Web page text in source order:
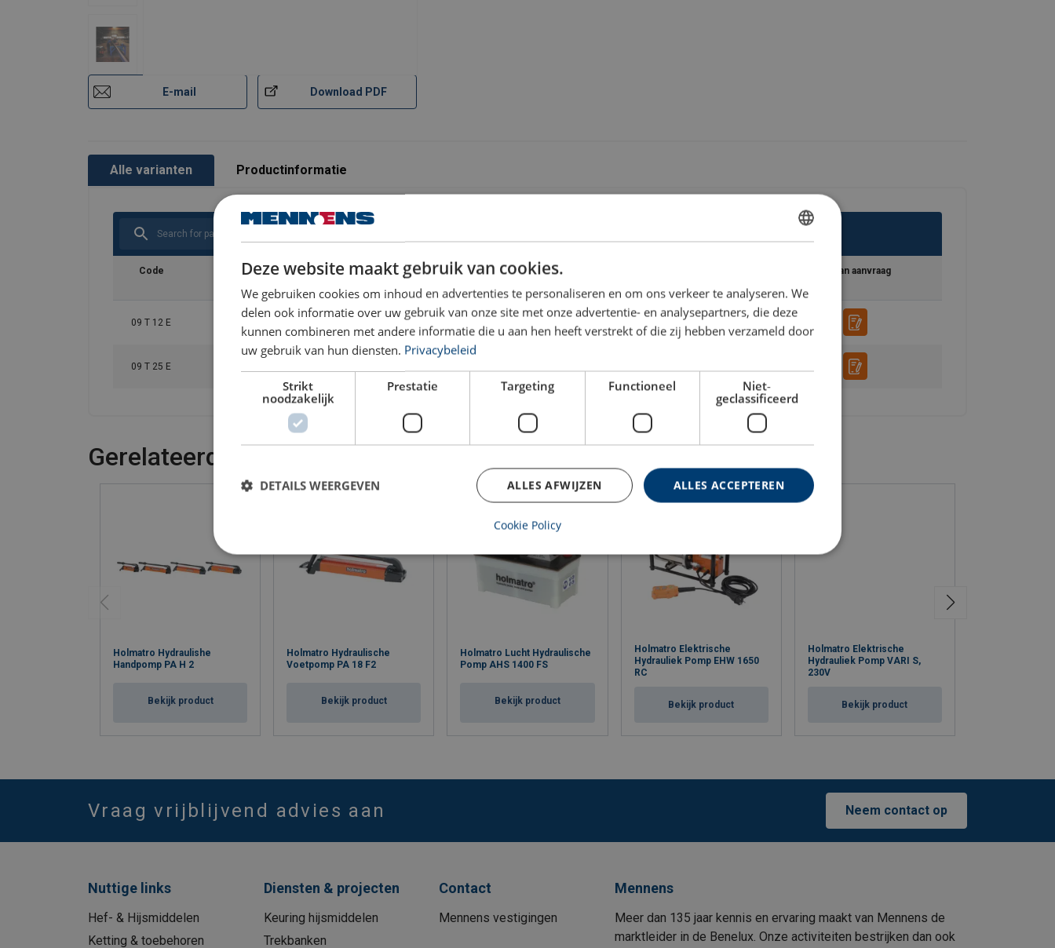
E-mail Download PDF
Alle varianten Productinformatie
Code
Max. werkdruk
Oliecapaciteit
Motor Toevoegen aan aanvraag
09 T 12 E
09 T 25 E
Gerelateerde producten
Holmatro Hydraulishe
Handpomp PA H 2
Bekijk product
Holmatro Hydraulische
Voetpomp PA 18 F2
Bekijk product
Holmatro Lucht Hydraulische
Pomp AHS 1400 FS
Bekijk product
Holmatro Elektrische
Hydrauliek Pomp EHW 1650
RC
Bekijk product
Holmatro Elektrische
Hydrauliek Pomp VARI S,
230V
Bekijk product
Vraag vrijblijvend advies aan Neem contact op
Nuttige links
Hef- & Hijsmiddelen
Ketting & toebehoren
Diensten & projecten
Keuring hijsmiddelen
Trekbanken
Contact
Mennens vestigingen
Mennens
Meer dan 135 jaar kennis en ervaring maakt van Mennens de
marktleider in de Benelux. Onze activiteiten bestrijken dan ook
DUTCH
Deze website maakt gebruik van cookies.
We gebruiken cookies om inhoud en advertenties te personaliseren en om ons verkeer te analyseren. We
delen ook informatie over uw gebruik van onze site met onze advertentie- en analysepartners, die deze
kunnen combineren met andere informatie die u aan hen heeft verstrekt of die zij hebben verzameld door
uw gebruik van hun diensten. Privacybeleid
Strikt
noodzakelijk
Prestatie Targeting Functioneel
Niet-
geclassificeerd
ALLES ACCEPTEREN
ALLES AFWIJZEN
DETAILS WEERGEVEN
Cookie Policy